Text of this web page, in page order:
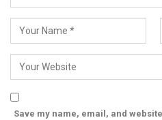
Save my name, email, and